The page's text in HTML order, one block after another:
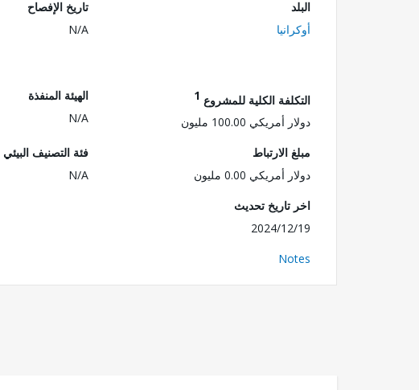
البلد
أوكرانيا
تاريخ الإفصاح
N/A
التكلفة الكلية للمشروع 1
دولار أمريكي 100.00 مليون
الهيئة المنفذة
N/A
مبلغ الارتباط
دولار أمريكي 0.00 مليون
فئة التصنيف البيئي
N/A
اخر تاريخ تحديث
2024/12/19
Notes